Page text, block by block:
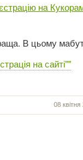
на
В цьому
на сайті""
08